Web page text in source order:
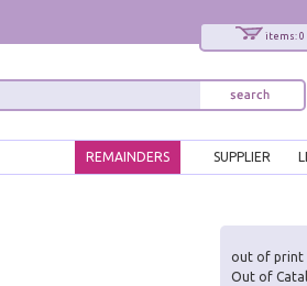
items: 0
SUPPLIER
REMAINDERS
out of print
Out of
Interessato ai nostri